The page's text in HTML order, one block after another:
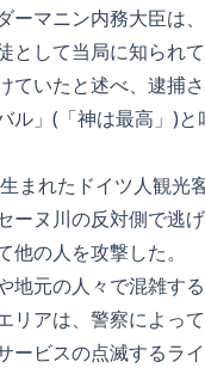
ーマニン内務大臣は
として当局に知られ
ていたと述べ、逮捕
ル」(「神は最高」)と
まれたドイツ人観光
ーヌ川の反対側で逃
他の人を攻撃した。
地元の人々で混雑す
リアは、警察によっ
ービスの点滅するラ